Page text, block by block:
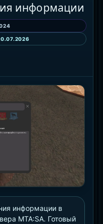
информации
информации в
MTA:SA. Готовый